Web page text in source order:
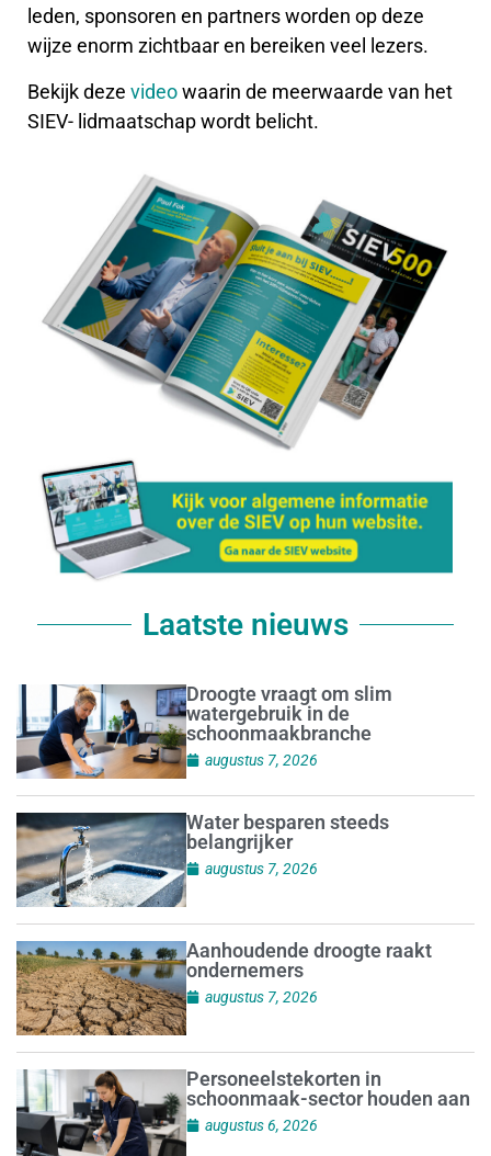
leden, sponsoren en partners worden op deze
wijze enorm zichtbaar en bereiken veel lezers.
Bekijk deze videowaarin de meerwaarde van het
SIEV- lidmaatschap wordt belicht.
Laatste nieuws
Droogte vraagt om slim
watergebruik in de
schoonmaakbranche
augustus 7, 2026
Water besparen steeds
belangrijker
augustus 7, 2026
Aanhoudende droogte raakt
ondernemers
augustus 7, 2026
Personeelstekorten in
schoonmaak-sector houden aan
augustus 6, 2026